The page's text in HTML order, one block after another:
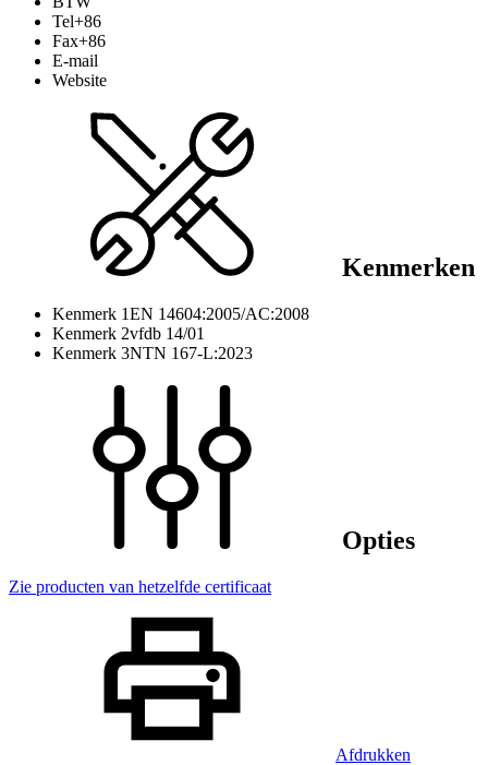
Tel+86
Fax+86
E-mail
Website
Kenmerken
Kenmerk 1EN 14604:2005/AC:2008
Kenmerk 2vfdb 14/01
Kenmerk 3NTN 167-L:2023
Opties
Zie producten van hetzelfde certificaat
Afdrukken